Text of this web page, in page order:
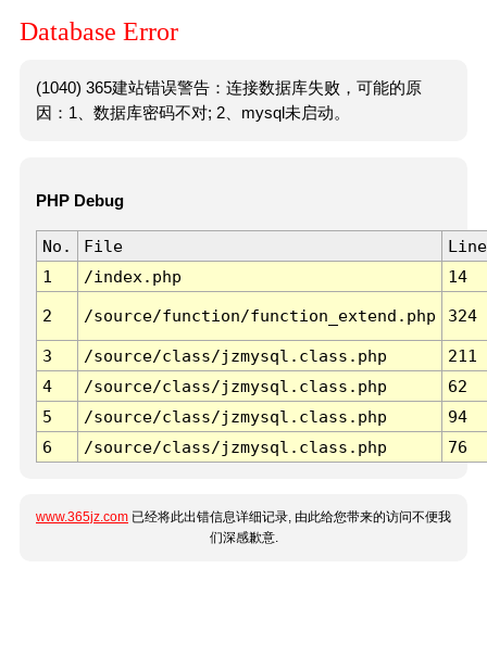
Database Error
(1040) 365建站错误警告：连接数据库失败，可能的原
因：1、数据库密码不对; 2、mysql未启动。
PHP Debug
No. File
Line
1
/index.php 14
2 /source/function/function_extend.php 324
3 /source/class/jzmysql.class.php
211
4
/source/class/jzmysql.class.php
62
5
/source/class/jzmysql.class.php
94
6
/source/class/jzmysql.class.php 76
www.365jz.com 已经将此出错信息详细记录, 由此给您带来的访问不便我
们深感歉意.